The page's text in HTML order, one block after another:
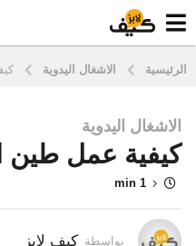
الرئيسية الاشغال اليدوية
1
0
ا
الاشغال اليدوية
كيفية عمل طين
1 min
بواسطة كيف لابز